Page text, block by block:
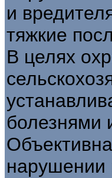
и
тяжкие
В целях
болезнями
нарушении